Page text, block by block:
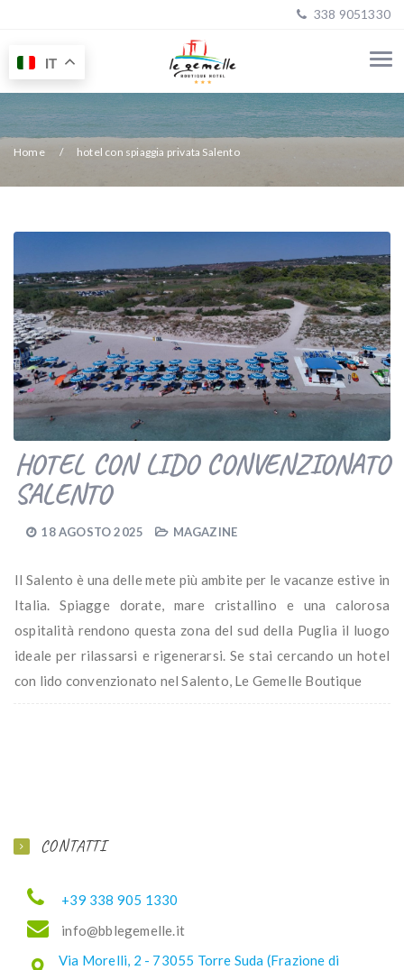
338 9051330
Home hotel con spiaggia privata Salento
HOTEL CON LIDO CONVENZIONATO
SALENTO
18 AGOSTO 2025 MAGAZINE
Il Salento è una delle mete più ambite per le vacanze estive in
Italia. Spiagge dorate, mare cristallino e una calorosa
ospitalità rendono questa zona del sud della Puglia il luogo
ideale per rilassarsi e rigenerarsi. Se stai cercando un hotel
con lido convenzionato nel Salento, Le Gemelle Boutique
CONTATTI
+39 338 905 1330
ti.el
lemeg
elbb@
ofni
Via Morelli, 2 - 73055 Torre Suda (Frazione di
IT